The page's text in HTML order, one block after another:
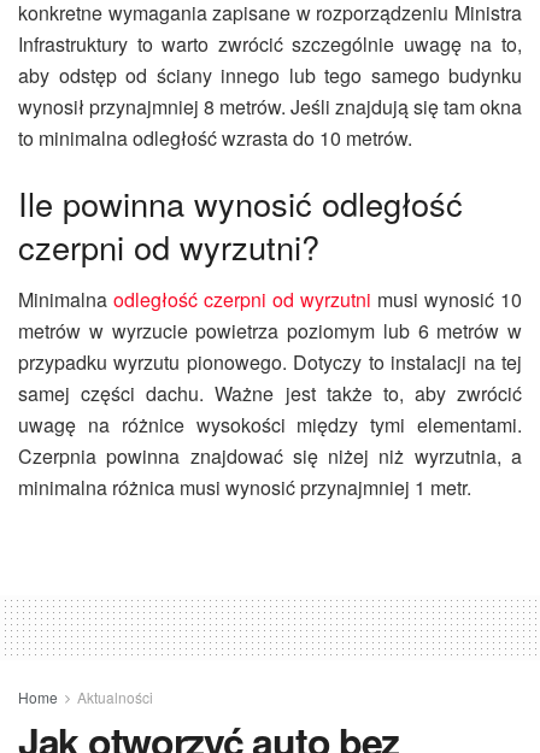
konkretne wymagania zapisane w rozporządzeniu Ministra
Infrastruktury to warto zwrócić szczególnie uwagę na to,
aby odstęp od ściany innego lub tego samego budynku
wynosił przynajmniej 8 metrów. Jeśli znajdują się tam okna
to minimalna odległośćwzrasta do 10 metrów.
Ile powinna wynosić odległość
czerpni od wyrzutni?
Minimalna odległość czerpni od wyrzutni musi wynosić 10
metrów w wyrzucie powietrza poziomym lub 6 metrów w
przypadku wyrzutu pionowego. Dotyczy to instalacji na tej
samejczęści dachu. Ważne jest także to, aby zwrócić
uwagę na różnice wysokości między tymi elementami.
Czerpniapowinna znajdować się niżej niż wyrzutnia, a
minimalna różnica musi wynosić przynajmniej 1 metr.
Home Aktualności
Jak otworzyć auto bez